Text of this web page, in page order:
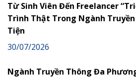
Từ Sinh Viên Đến Freelancer
Trình Thật Trong Ngành
Tiện
30/07/2026
Ngành Truyền Thông Đa